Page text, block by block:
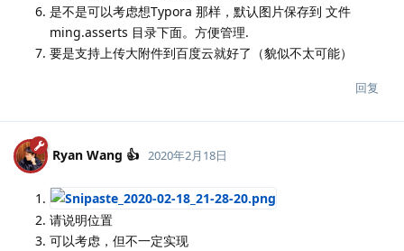
是不是可以考虑想Typora 那样，默认图片保存到 文件
ming.asserts 目录下面。方便管理.
要是支持上传大附件到百度云就好了（貌似不太可能）
回复
Ryan Wang 👍 2020年2月18日
请说明位置
可以考虑，但不一定实现